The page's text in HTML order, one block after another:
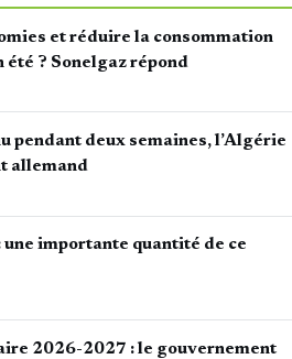
et réduire la consommation
? Sonelgaz répond
pendant deux semaines, l’Algérie
allemand
importante quantité de ce
2026-2027 : le gouvernement